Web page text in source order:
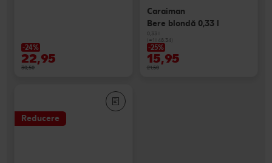
-24%
22,95
30,50
Caraiman
Bere blondă 0,33 l
0,33 l
(=1 l 48.34)
-25%
15,95
21,50
Reducere